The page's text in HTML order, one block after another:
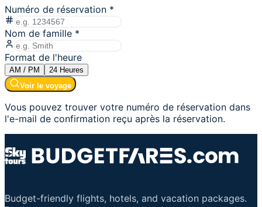
Numéro de réservation *
Nom de famille *
Format de l'heure
AM / PM 24 Heures
Voir le voyage
Vous pouvez trouver votre numéro de réservation dans
l'e-mail de confirmation reçu après la réservation.
Budget-friendly flights, hotels, and vacation packages.